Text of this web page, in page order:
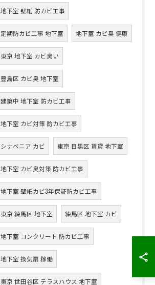
地下室 壁紙 防カビ工事
定期防カビ工事 地下室 地下室 カビ臭 健康
東京 地下室 カビ臭い
豊島区 カビ臭 地下室
建築中 地下室 防カビ工事
地下室 カビ対策 防カビ工事
シナベニア カビ 東京 目黒区 賃貸 地下室
地下室 カビ臭対策 防カビ工事
地下室 壁紙カビ3年保証防カビ工事
東京 練馬区 地下室 練馬区 地下室 カビ
地下室 コンクリート 防カビ工事
地下室 換気扇 稼働
東京 世田谷区 テラスハウス 地下室